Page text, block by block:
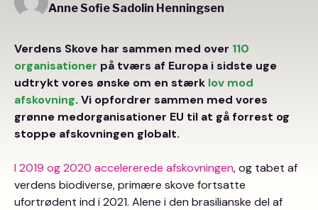
Anne Sofie Sadolin Henningsen
Verdens Skove har sammen med over 110
organisationer på tværs af Europa i sidste uge
udtrykt vores ønske om en stærk lov mod
afskovning. Vi opfordrer sammen med vores
grønne medorganisationer EU til at gå forrest og
stoppe afskovningen globalt.
I 2019 og 2020 accelererede afskovningen, og tabet af
verdens biodiverse, primære skove fortsatte
ufortrødent ind i 2021. Alene i den brasilianske del af